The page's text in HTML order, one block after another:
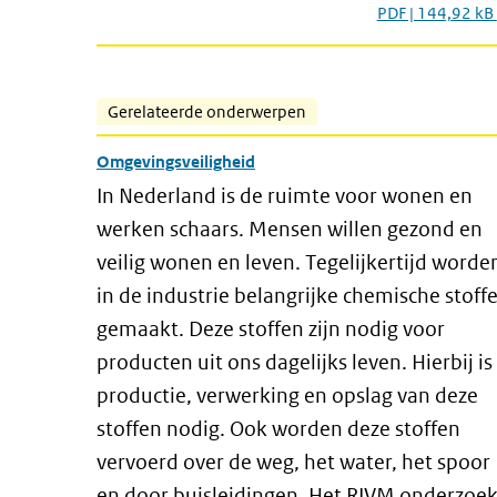
PDF | 144,92 kB
Gerelateerde onderwerpen
Omgevingsveiligheid
In Nederland is de ruimte voor wonen en
werken schaars. Mensen willen gezond en
veilig wonen en leven. Tegelijkertijd
in de industrie belangrijke chemische
gemaakt. Deze stoffen zijn nodig voor
producten uit ons dagelijks leven. Hierbij is
productie, verwerking en opslag van deze
stoffen nodig. Ook worden deze stoffen
vervoerd over de weg, het water, het spoor